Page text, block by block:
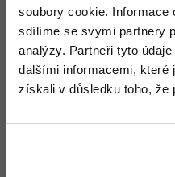
soubory cookie. Informace
sdílíme se svými partnery
analýzy. Partneři tyto
dalšími informacemi, které
získali v důsledku toho, že
Kryptoměny -25%
Copywriting -30%
MS Office -80%
Blender -80%
Inkscape
Fotografování -
Přístup k jednotlivým
Kvalitní znalostiv
Dovednosti, které ti
dobře placenou